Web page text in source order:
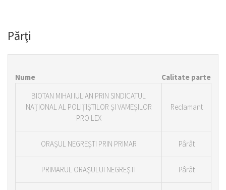
Părţi
Nume
Calitate parte
BIOTAN MIHAI IULIAN PRIN SINDICATUL
NAŢIONAL AL POLIŢIŞTILOR ŞI VAMEŞILOR
PRO LEX
Reclamant
ORAŞUL NEGREŞTI PRIN PRIMAR Pârât
PRIMARUL ORAŞULUI NEGREŞTI Pârât